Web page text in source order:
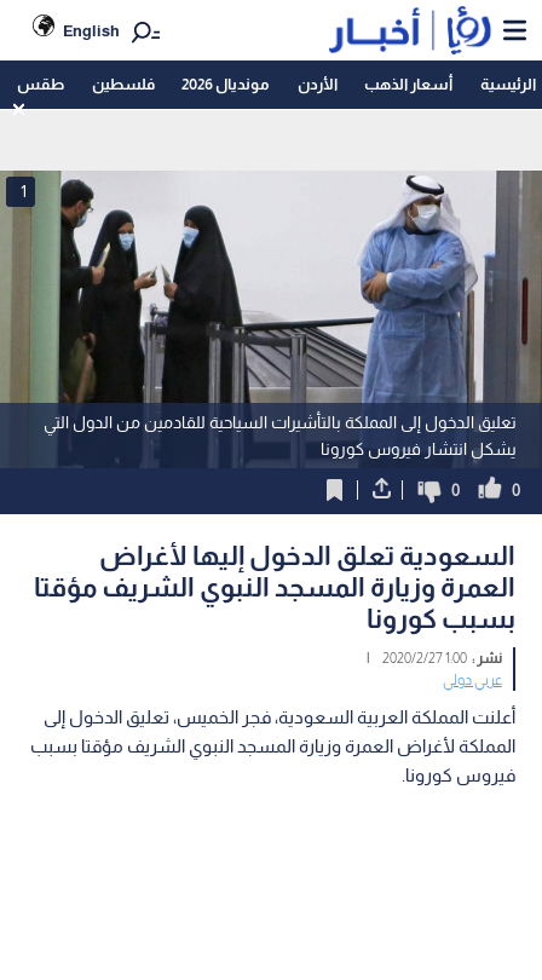
English
الرئيسية أسعار الذهب الأردن مونديال 2026 فلسطين طقس
تعليق الدخول إلى المملكة بالتأشيرات السياحية للقادمين من الدول التي
يشكل انتشار فيروس كورونا
1
0
0
السعودية تعلق الدخول إليها لأغراض
العمرة وزيارة المسجد النبوي الشريف مؤقتا
بسبب كورونا
نشر :1:00 2020/2/27
|
عربي دولي
أعلنت المملكة العربية السعودية، فجر الخميس، تعليق الدخول إلى
المملكة لأغراض العمرة وزيارة المسجد النبوي الشريف مؤقتا بسبب
فيروس كورونا.